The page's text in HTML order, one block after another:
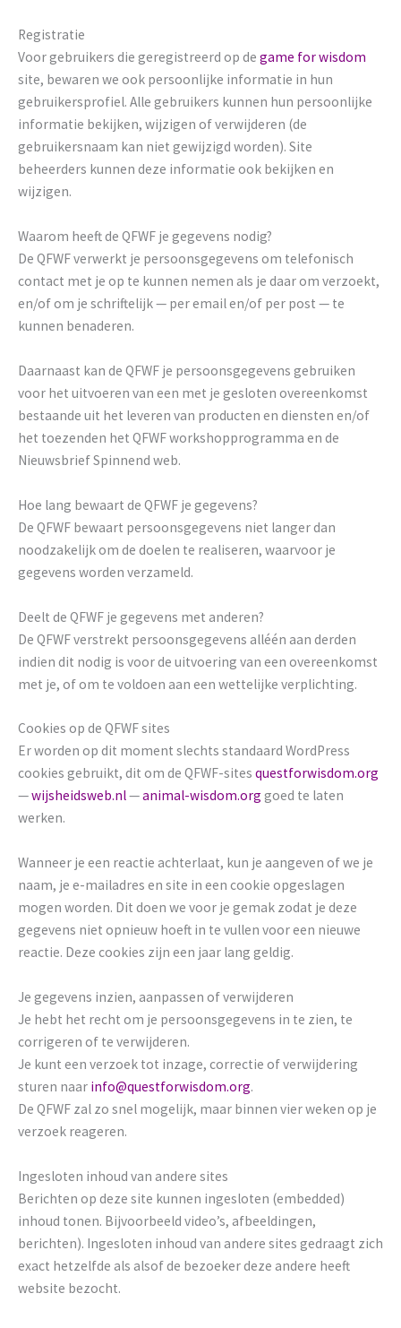
Registratie
Voor gebruikers die geregistreerd op de game for wisdom
site, bewaren we ook persoonlijke informatie in hun
gebruikersprofiel. Alle gebruikers kunnen hun persoonlijke
informatie bekijken, wijzigen of verwijderen (de
gebruikersnaam kan niet gewijzigd worden). Site
beheerders kunnen deze informatie ook bekijken en
wijzigen.
Waarom heeft de QFWF je gegevens nodig?
De QFWF verwerkt je persoonsgegevens om telefonisch
contact met je op te kunnen nemen als je daar om verzoekt,
en/of om je schriftelijk — per email en/of per post — te
kunnen benaderen.
Daarnaast kan de QFWF je persoonsgegevens gebruiken
voor het uitvoeren van een met je gesloten overeenkomst
bestaande uit het leveren van producten en diensten en/of
het toezenden het QFWF workshopprogramma en de
Nieuwsbrief Spinnend web.
Hoe lang bewaart de QFWF je gegevens?
De QFWF bewaart persoonsgegevens niet langer dan
noodzakelijk om de doelen te realiseren, waarvoor je
gegevens worden verzameld.
Deelt de QFWF je gegevens met anderen?
De QFWF verstrekt persoonsgegevens alléén aan derden
indien dit nodig is voor de uitvoering van een overeenkomst
met je, of om te voldoen aan een wettelijke verplichting.
Cookies op de QFWF sites
Er worden op dit moment slechts standaard WordPress
cookies gebruikt, dit om de QFWF-sites questforwisdom.org
—wijsheidsweb.nl—animal-wisdom.org goed te laten
werken.
Wanneer je een reactie achterlaat, kun je aangeven of we je
naam, je e-mailadres en site in een cookie opgeslagen
mogen worden. Dit doen we voor je gemak zodat je deze
gegevens niet opnieuw hoeft in te vullen voor een nieuwe
reactie. Deze cookies zijn een jaar lang geldig.
Je gegevens inzien, aanpassen of verwijderen
Je hebt het recht om je persoonsgegevens in te zien, te
corrigeren of te verwijderen.
Je kunt een verzoek tot inzage, correctie of verwijdering
sturen naar info@questforwisdom.org.
De QFWF zal zo snel mogelijk, maar binnen vier weken op je
verzoek reageren.
Ingesloten inhoud van andere sites
Berichten op deze site kunnen ingesloten (embedded)
inhoud tonen. Bijvoorbeeld video’s, afbeeldingen,
berichten). Ingesloten inhoud van andere sites gedraagt zich
exact hetzelfde als alsof de bezoeker deze andere heeft
website bezocht.